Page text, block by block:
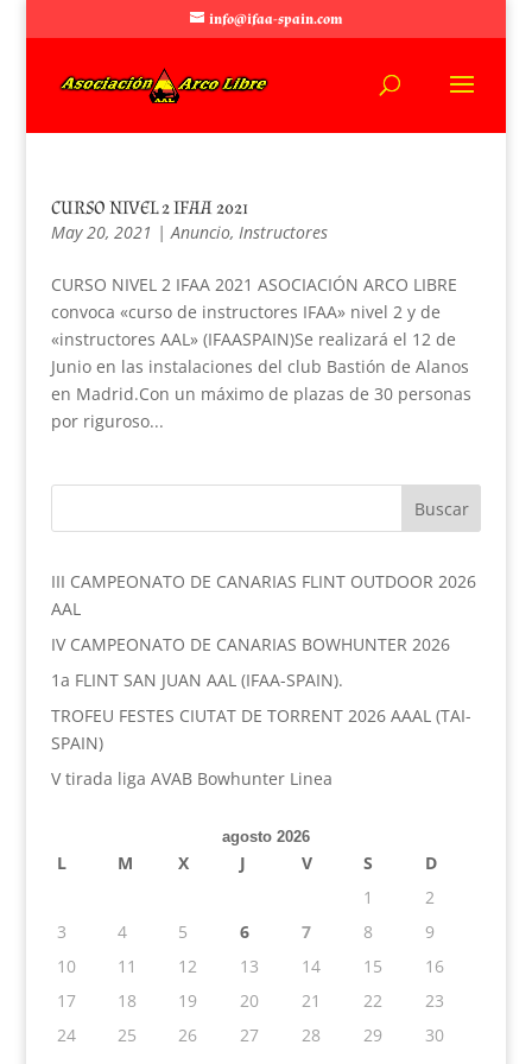
info@ifaa-spain.com
CURSO NIVEL 2 IFAA 2021
May 20, 2021 |Anuncio, Instructores
CURSO NIVEL 2 IFAA 2021 ASOCIACIÓN ARCO LIBRE
convoca «curso de instructores IFAA» nivel 2 y de
«instructores AAL» (IFAASPAIN)Se realizará el 12 de
Junio en las instalaciones del club Bastión de Alanos
en Madrid.Con un máximo de plazas de 30 personas
por riguroso...
III CAMPEONATO DE CANARIAS FLINT OUTDOOR 2026
AAL
IV CAMPEONATO DE CANARIAS BOWHUNTER 2026
1a FLINT SAN JUAN AAL (IFAA-SPAIN).
TROFEU FESTES CIUTAT DE TORRENT 2026 AAAL (TAI-
SPAIN)
V tirada liga AVAB Bowhunter Linea
agosto 2026
L M X J V S
D
1
2
3
4 5 6 7 8
9
10
11 12 13 14 15
16
17
18 19 20 21 22
23
24
25 26 27 28 29
30